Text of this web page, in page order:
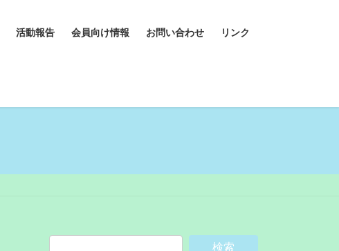
活動報告 会員向け情報 お問い合わせ リンク